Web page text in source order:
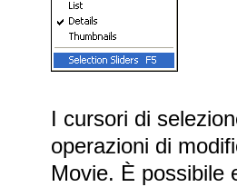
I cursori di
operazioni di
Movie. È possibile